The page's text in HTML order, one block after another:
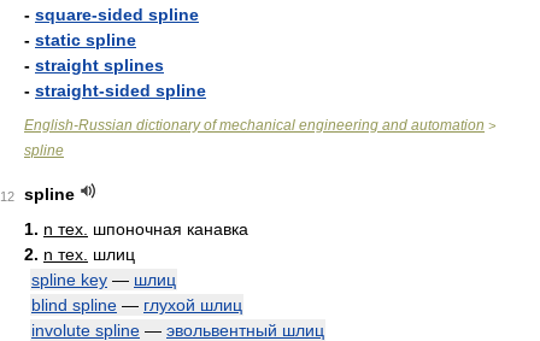
- square-sided spline
- static spline
- straight splines
- straight-sided spline
English-Russian dictionary of mechanical engineering and automation >
spline
12
spline
1. n тех. шпоночная канавка
2. n тех. шлиц
spline key — шлиц
blind spline — глухой шлиц
involute spline — эвольвентный шлиц